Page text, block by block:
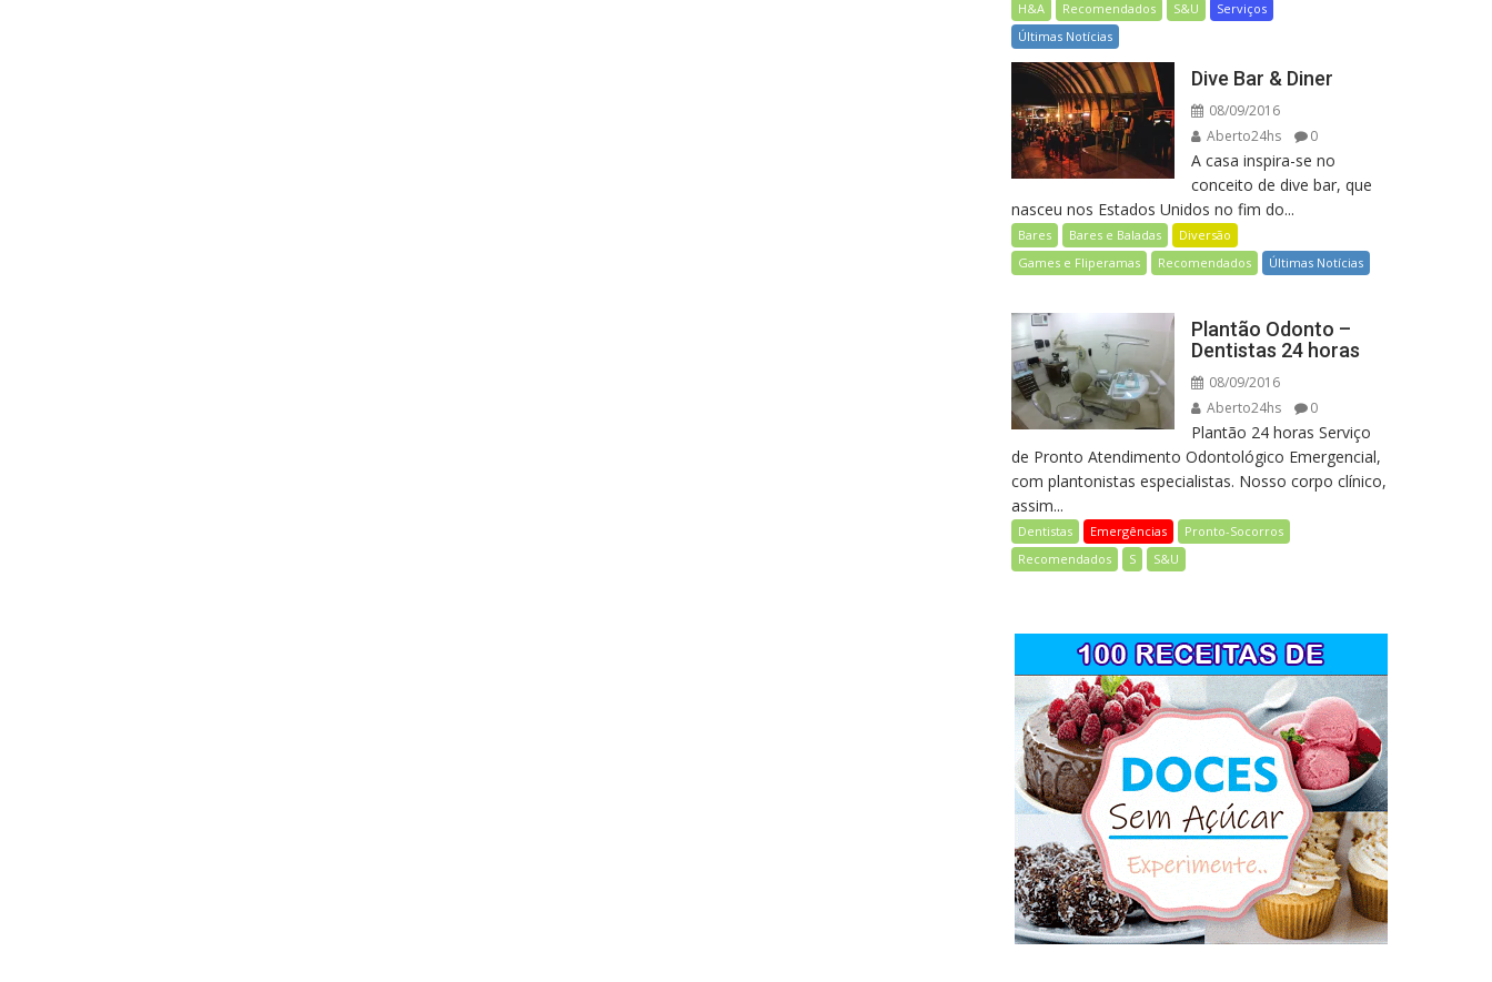
H&A Recomendados S&U
Serviços
Últimas Notícias
Dive Bar & Diner
08/09/2016
Aberto24hs
0
A casa inspira-se no
conceito de dive bar, que
nasceu nos Estados Unidos no fim do...
Bares Bares e Baladas
Diversão
Games e Fliperamas
Recomendados Últimas Notícias
Plantão Odonto –
Dentistas 24 horas
08/09/2016
Aberto24hs
0
Plantão 24 horas Serviço
de Pronto Atendimento Odontológico Emergencial,
com plantonistas especialistas. Nosso corpo clínico,
assim...
Dentistas Emergências
Pronto-Socorros
Recomendados
S S&U